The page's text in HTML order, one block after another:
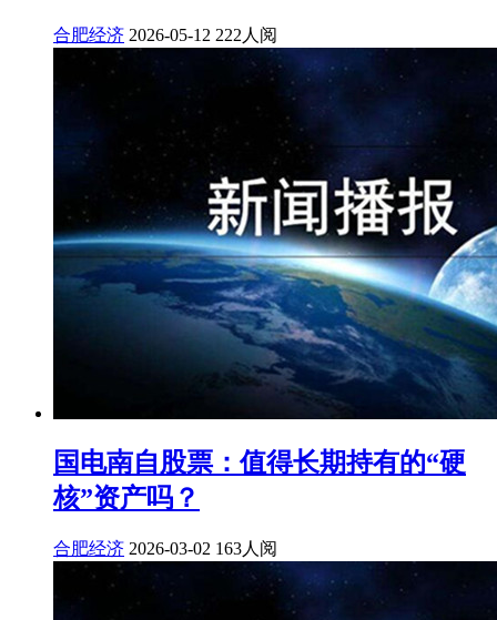
合肥经济 2026-05-12 222人阅
国电南自股票：值得长期持有的“硬
核”资产吗？
合肥经济 2026-03-02 163人阅